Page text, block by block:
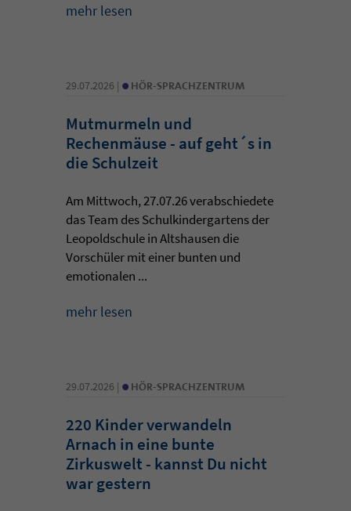
mehr lesen
29.07.2026 | • HÖR-SPRACHZENTRUM
Mutmurmeln und
Rechenmäuse - auf geht´s in
die Schulzeit
Am Mittwoch, 27.07.26 verabschiedete
das Team des Schulkindergartens der
Leopoldschule in Altshausen die
Vorschüler mit einer bunten und
emotionalen ...
mehr lesen
29.07.2026 | • HÖR-SPRACHZENTRUM
220 Kinder verwandeln
Arnach in eine bunte
Zirkuswelt - kannst Du nicht
war gestern